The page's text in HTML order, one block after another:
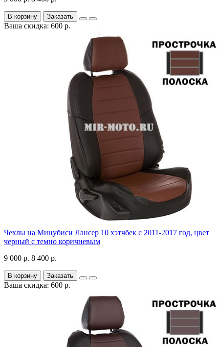
В корзину Заказать
Ваша скидка: 600 р.
Чехлы на Мицубиси Лансер 10 хэтчбек с 2011-2017 год, цвет
черный с темно коричневым
9 000 р. 8 400 р.
В корзину Заказать
Ваша скидка: 600 р.